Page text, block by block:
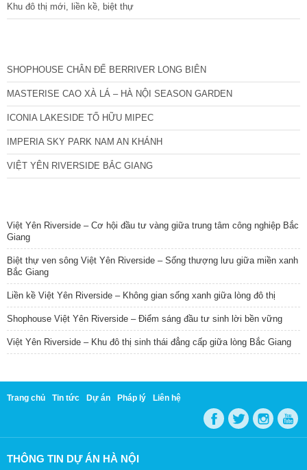
Khu đô thị mới, liền kề, biệt thự
SHOPHOUSE CHÂN ĐẾ BERRIVER LONG BIÊN
MASTERISE CAO XÀ LÁ – HÀ NỘI SEASON GARDEN
ICONIA LAKESIDE TỐ HỮU MIPEC
IMPERIA SKY PARK NAM AN KHÁNH
VIỆT YÊN RIVERSIDE BẮC GIANG
Việt Yên Riverside – Cơ hội đầu tư vàng giữa trung tâm công nghiệp Bắc
Giang
Biệt thự ven sông Việt Yên Riverside – Sống thượng lưu giữa miền xanh
Bắc Giang
Liền kề Việt Yên Riverside – Không gian sống xanh giữa lòng đô thị
Shophouse Việt Yên Riverside – Điểm sáng đầu tư sinh lời bền vững
Việt Yên Riverside – Khu đô thị sinh thái đẳng cấp giữa lòng Bắc Giang
Trang chủ Tin tức Dự án Pháp lý Liên hệ
THÔNG TIN DỰ ÁN HÀ NỘI